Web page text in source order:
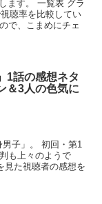
ます。 一覧表 グラ
聴率を比較してい
で、こまめにチェ
1話の感想ネタ
＆3人の色気に
子」。 初回・第1
も上々のようで
た視聴者の感想を